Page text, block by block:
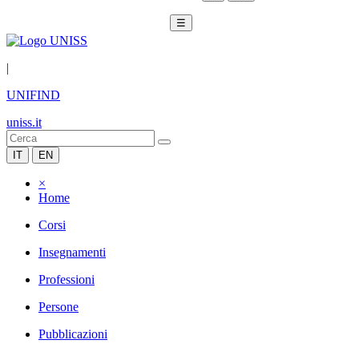
☰
|
UNIFIND
uniss.it
IT EN
×
Home
Corsi
Insegnamenti
Professioni
Persone
Pubblicazioni